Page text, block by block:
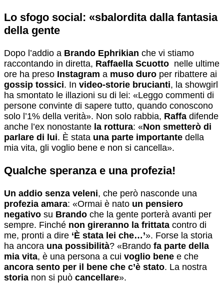
Lo sfogo social: «sbalordita dalla fantasia
della gente
Dopo l’addio a Brando Ephrikian che vi stiamo
raccontando in diretta, Raffaella Scuotto nelle ultime
ore ha preso Instagram a muso duro per ribattere ai
gossip tossici. In video-storie brucianti, la showgirl
ha smontato le illazioni su di lei: «Leggo commenti di
persone convinte di sapere tutto, quando conoscono
solo l’1% della verità». Non solo rabbia, Raffa difende
anche l’ex nonostante la rottura: «Non smetterò di
parlare di lui. È stata una parte importante della
mia vita, gli voglio bene e non si cancella».
Qualche speranza e una profezia!
Un addio senza veleni, che però nasconde una
profezia amara: «Ormai è nato un pensiero
negativo su Brando che la gente porterà avanti per
sempre. Finché non gireranno la frittata contro di
me, pronti a dire ‘È stata lei che…’». Forse la storia
ha ancora una possibilità? «Brando fa parte della
mia vita, è una persona a cui voglio bene e che
ancora sento per il bene che c’è stato. La nostra
storia non si può cancellare».